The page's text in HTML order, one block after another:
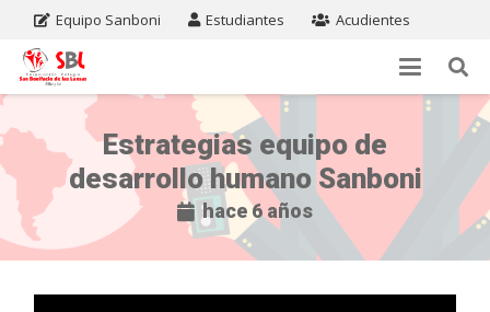
Equipo Sanboni Estudiantes Acudientes
Estrategias equipo de
desarrollo humano Sanboni
hace 6 años